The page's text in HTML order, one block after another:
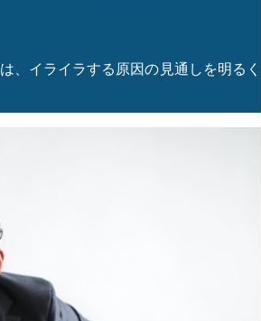
、イライラする原因の見通しを明るく